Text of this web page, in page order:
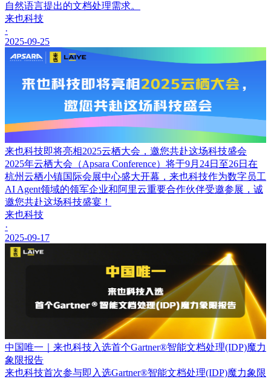
自然语言提出的文档处理需求。
来也科技
·
2025-09-25
来也科技即将亮相2025云栖大会，邀您共赴这场科技盛会
2025年云栖大会（Apsara Conference）将于9月24日至26日在
杭州云栖小镇国际会展中心盛大开幕，来也科技作为数字员工
AI Agent领域的领军企业和阿里云重要合作伙伴受邀参展，诚
邀您共赴这场科技盛宴！
来也科技
·
2025-09-17
中国唯一｜来也科技入选首个Gartner®智能文档处理(IDP)魔力
象限报告
来也科技首次参与即入选Gartner®智能文档处理(IDP)魔力象限